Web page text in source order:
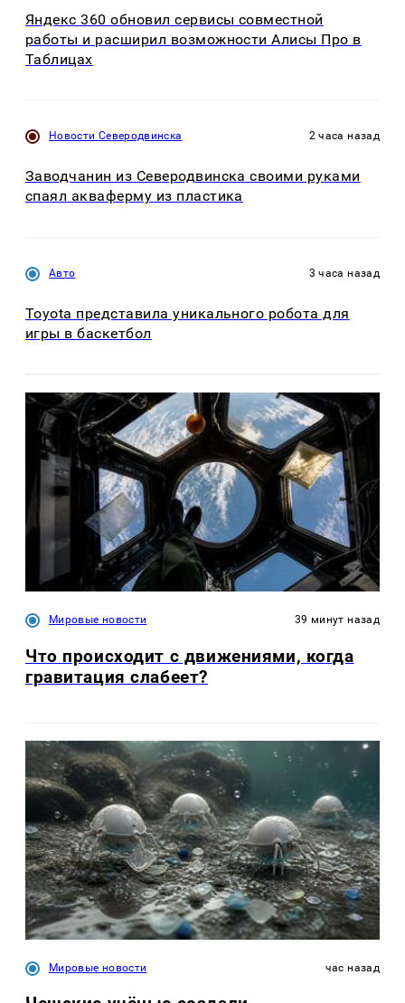
Яндекс 360 обновил сервисы совместной
работы и расширил возможности Алисы Про в
Таблицах
Новости Северодвинска 2 часа назад
Заводчанин из Северодвинска своими руками
спаял акваферму из пластика
Авто 3 часа назад
Toyota представила уникального робота для
игры в баскетбол
Мировые новости 39 минут назад
Что происходит с движениями, когда
гравитация слабеет?
Мировые новости час назад